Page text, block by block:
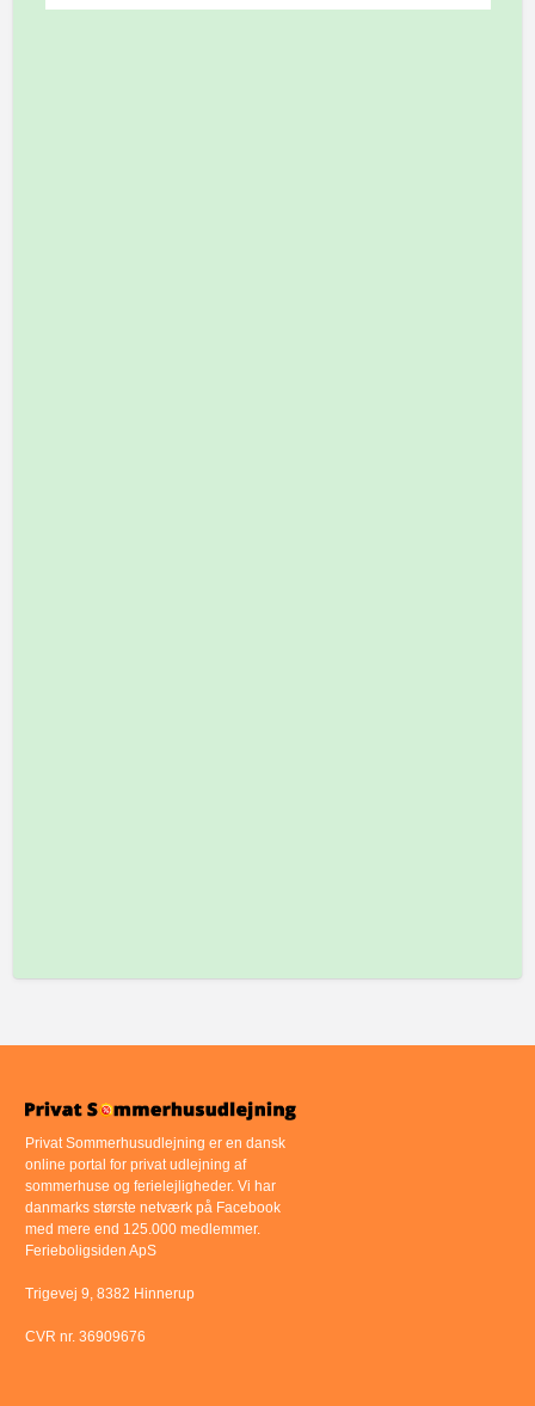
Privat Sommerhusudlejning er en dansk
online portal for privat udlejning af
sommerhuse og ferielejligheder. Vi har
danmarks største netværk på Facebook
med mere end 125.000 medlemmer.
Ferieboligsiden ApS
Trigevej 9, 8382 Hinnerup
CVR nr. 36909676